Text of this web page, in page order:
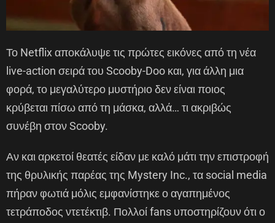
Το Netflix αποκάλυψε τις πρώτες εικόνες από τη νέα
live-action σειρά του Scooby-Doo και, για άλλη μια
φορά, το μεγαλύτερο μυστήριο δεν είναι ποιος
κρύβεται πίσω από τη μάσκα, αλλά… τι ακριβώς
συνέβη στον Scooby.
Αν και αρκετοί θεατές είδαν με καλό μάτι την επιστροφή
της θρυλικής παρέας της Mystery Inc., τα social media
πήραν φωτιά μόλις εμφανίστηκε ο αγαπημένος
τετράποδος ντετέκτιβ. Πολλοί fans υποστηρίζουν ότι ο